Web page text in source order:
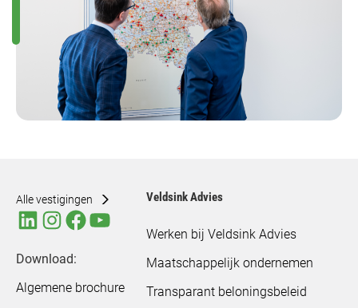
Alle vestigingen
Download:
Algemene brochure
Veldsink Advies
Werken bij Veldsink Advies
Maatschappelijk ondernemen
Transparant beloningsbeleid